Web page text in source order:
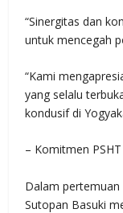
“Sinergitas dan
untuk mencegah
“Kami
yang selalu
kondusif di
– Komitmen
Dalam pertemuan
Sutopan Basuki